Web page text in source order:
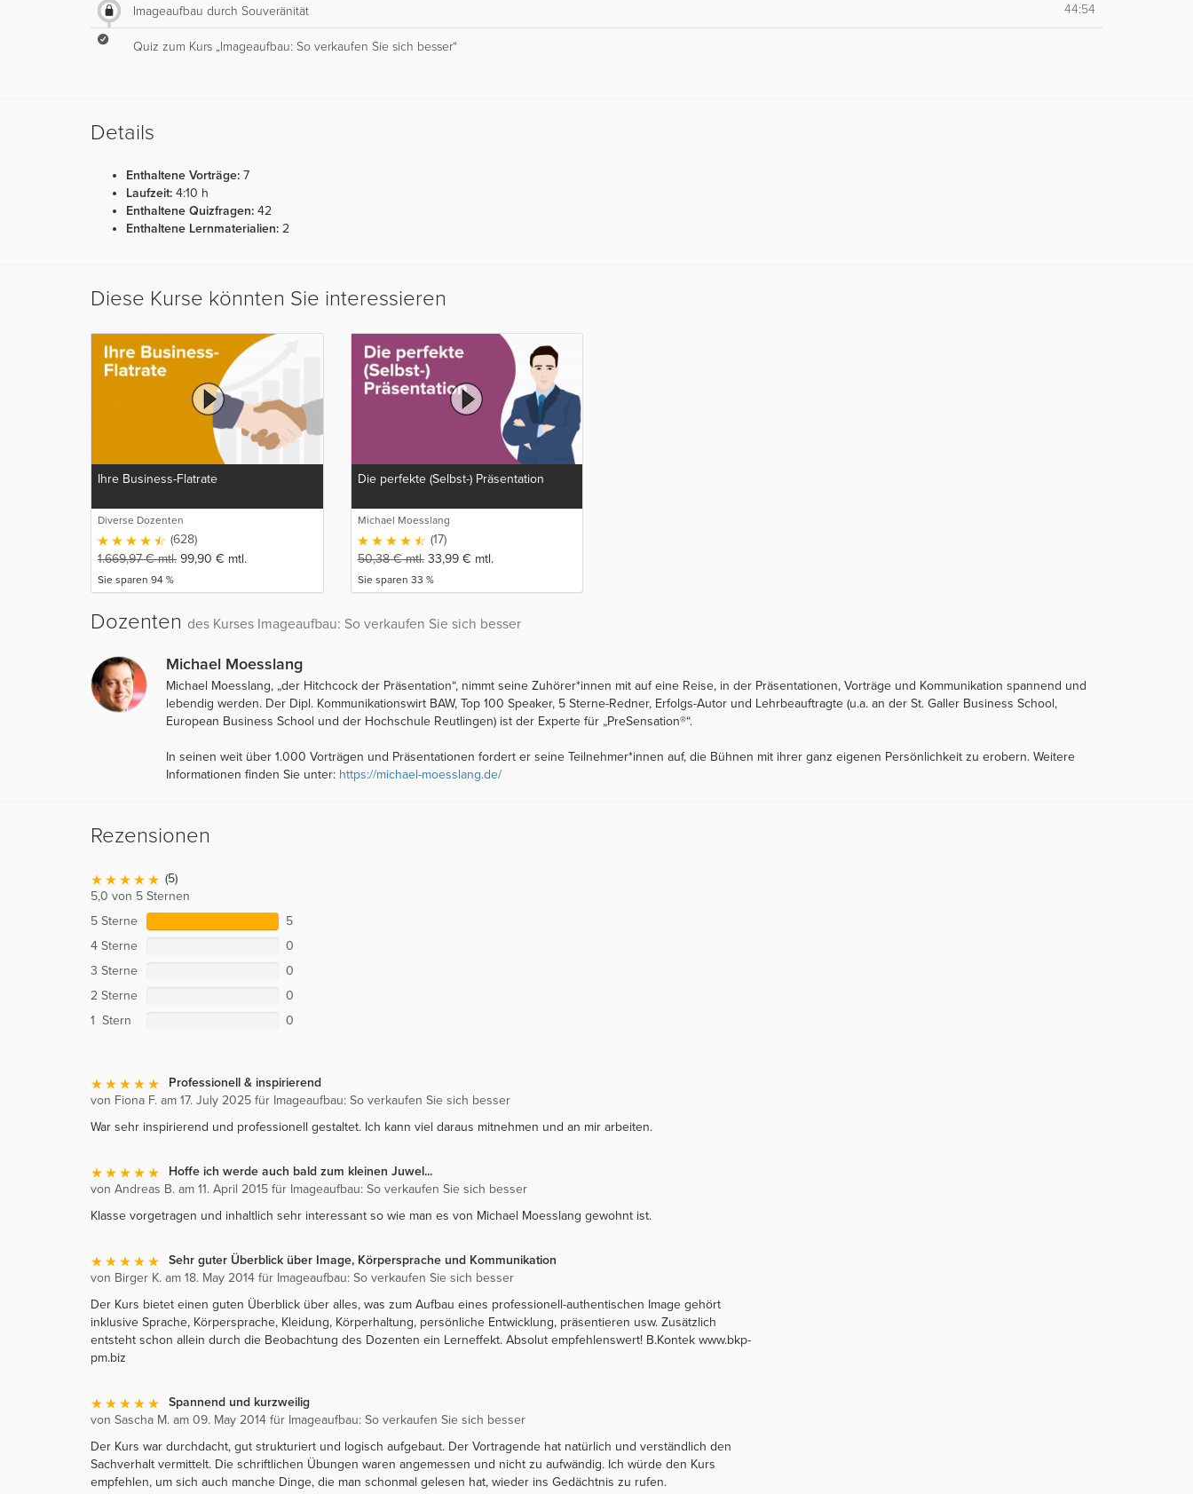
Imageaufbau durch Souveränität 44:54
Quiz zum Kurs „Imageaufbau: So verkaufen Sie sich besser“
Details
Enthaltene Vorträge: 7
Laufzeit: 4:10 h
Enthaltene Quizfragen: 42
Enthaltene Lernmaterialien: 2
Diese Kurse könnten Sie interessieren
Ihre Business-Flatrate
Diverse Dozenten
(628)
1.669,97€mtl. 99,90 € mtl.
Sie sparen 94 %
Die perfekte (Selbst-) Präsentation
Michael Moesslang
(17)
50,38€mtl. 33,99 € mtl.
Sie sparen 33 %
Dozenten des Kurses Imageaufbau: So verkaufen Sie sich besser
Michael Moesslang
Michael Moesslang, „der Hitchcock der Präsentation“, nimmt seine Zuhörer*innen mit auf eine Reise, in der Präsentationen, Vorträge und Kommunikation spannend und
lebendig werden. Der Dipl. Kommunikationswirt BAW, Top 100 Speaker, 5 Sterne-Redner, Erfolgs-Autor und Lehrbeauftragte (u.a. an der St. Galler Business School,
European Business School und der Hochschule Reutlingen) ist der Experte für „PreSensation®“.
In seinen weit über 1.000 Vorträgen und Präsentationen fordert er seine Teilnehmer*innen auf, die Bühnen mit ihrer ganz eigenen Persönlichkeit zu erobern. Weitere
Informationen finden Sie unter: https://michael-moesslang.de/
Rezensionen
(5)
5,0 von 5 Sternen
5 Sterne
5
4 Sterne
0
3 Sterne
0
2 Sterne
0
1 Stern
0
Professionell & inspirierend
von Fiona F. am 17. July 2025 für Imageaufbau: So verkaufen Sie sich besser
War sehr inspirierend und professionell gestaltet. Ich kann viel daraus mitnehmen und an mir arbeiten.
Hoffe ich werde auch bald zum kleinen Juwel...
von Andreas B. am 11. April 2015 für Imageaufbau: So verkaufen Sie sich besser
Klasse vorgetragen und inhaltlich sehr interessant so wie man es von Michael Moesslang gewohnt ist.
Sehr guter Überblick über Image, Körpersprache und Kommunikation
von Birger K. am 18. May 2014 für Imageaufbau: So verkaufen Sie sich besser
Der Kurs bietet einen guten Überblick über alles, was zum Aufbau eines professionell-authentischen Image gehört
inklusive Sprache, Körpersprache, Kleidung, Körperhaltung, persönliche Entwicklung, präsentieren usw. Zusätzlich
entsteht schon allein durch die Beobachtung des Dozenten ein Lerneffekt. Absolut empfehlenswert! B.Kontek www.bkp-
pm.biz
Spannend und kurzweilig
von Sascha M. am 09. May 2014 für Imageaufbau: So verkaufen Sie sich besser
Der Kurs war durchdacht, gut strukturiert und logisch aufgebaut. Der Vortragende hat natürlich und verständlich den
Sachverhalt vermittelt. Die schriftlichen Übungen waren angemessen und nicht zu aufwändig. Ich würde den Kurs
empfehlen, um sich auch manche Dinge, die man schonmal gelesen hat, wieder ins Gedächtnis zu rufen.